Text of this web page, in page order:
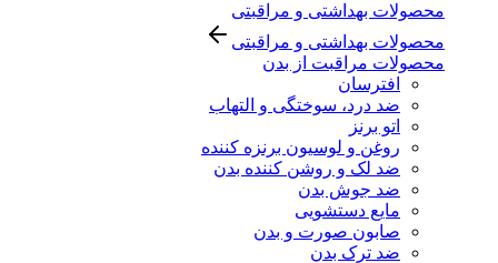
محصولات بهداشتی و مراقبتی
محصولات بهداشتی و مراقبتی
محصولات مراقبت از بدن
افترسان
ضد درد، سوختگی و التهاب
اتو برنز
روغن و لوسیون برنزه کننده
ضد لک و روشن کننده بدن
ضد جوش بدن
مایع دستشویی
صابون صورت و بدن
ضد ترک بدن